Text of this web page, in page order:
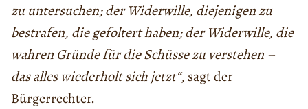
zu untersuchen; der Widerwille, diejenigen zu
bestrafen, die gefoltert haben; der Widerwille, die
wahren Gründe für die Schüsse zu verstehen –
das alles wiederholt sich jetzt“, sagt der
Bürgerrechter.